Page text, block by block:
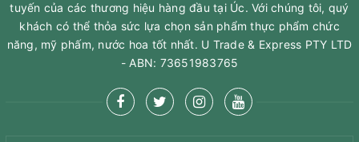
tuyến của các thương hiệu hàng đầu tại Úc. Với chúng tôi, quý
khách có thể thỏa sức lựa chọn sản phẩm thực phẩm chức
năng, mỹ phấm, nước hoa tốt nhất. U Trade & Express PTY LTD
- ABN: 73651983765